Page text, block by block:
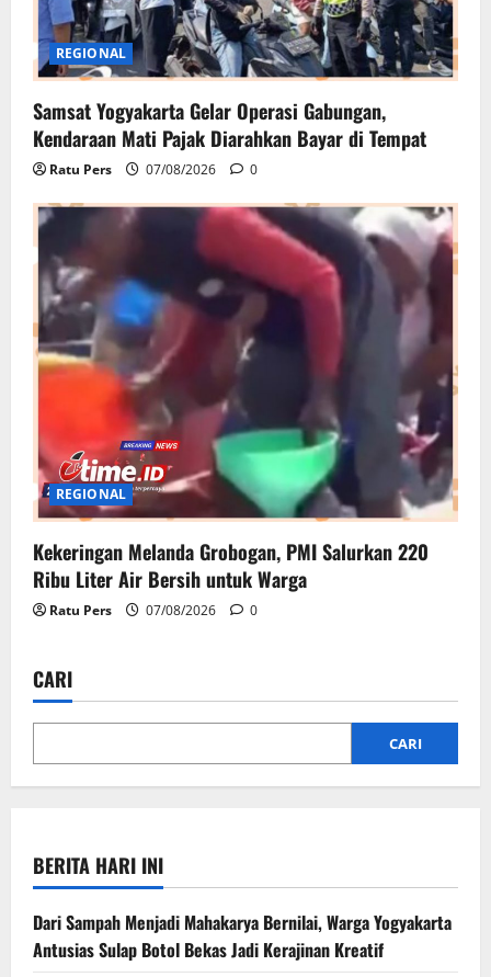
REGIONAL
Samsat Yogyakarta Gelar Operasi Gabungan,
Kendaraan Mati Pajak Diarahkan Bayar di Tempat
Ratu Pers 07/08/2026 0
REGIONAL
Kekeringan Melanda Grobogan, PMI Salurkan 220
Ribu Liter Air Bersih untuk Warga
Ratu Pers 07/08/2026 0
CARI
CARI
BERITA HARI INI
Dari Sampah Menjadi Mahakarya Bernilai, Warga Yogyakarta
Antusias Sulap Botol Bekas Jadi Kerajinan Kreatif